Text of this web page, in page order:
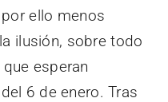
ello menos
ilusión, sobre todo
esperan
6 de enero. Tras